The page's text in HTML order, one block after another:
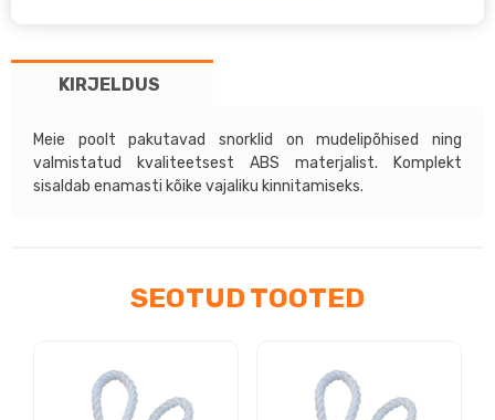
01-
KIRJELDUS
Meie poolt pakutavad snorklid on mudelipõhised ning
valmistatud kvaliteetsest ABS materjalist. Komplekt
sisaldab enamasti kõike vajaliku kinnitamiseks.
SEOTUD TOOTED